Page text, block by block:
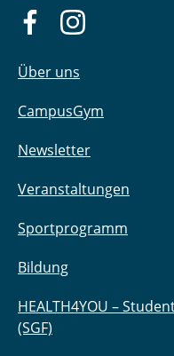
Über uns
CampusGym
Newsletter
Veranstaltungen
Sportprogramm
Bildung
HEALTH4YOU –
(SGF)